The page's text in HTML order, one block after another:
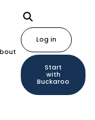
Log in
Start
with
Buckaroo